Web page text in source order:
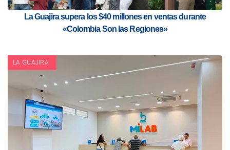
La Guajira supera los $40 millones en ventas durante
«Colombia Son las Regiones»
LA GUAJIRA